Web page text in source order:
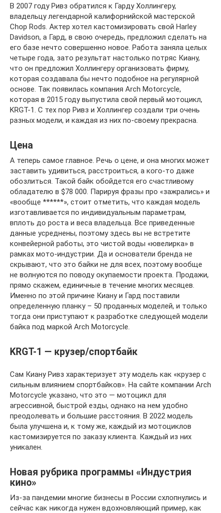
В 2007 году Ривз обратился к Гарду Холлингеру,
владельцу легендарной калифорнийской мастерской
Chop Rods. Актер хотел кастомизировать свой Harley
Davidson, а Гард, в свою очередь, предложил сделать на
его базе нечто совершенно новое. Работа заняла целых
четыре года, зато результат настолько потряс Киану,
что он предложил Холлингеру организовать фирму,
которая создавала бы нечто подобное на регулярной
основе. Так появилась компания Arch Motorcycle,
которая в 2015 году выпустила свой первый мотоцикл,
KRGT-1. С тех пор Ривз и Холлингер создали три очень
разных модели, и каждая из них по-своему прекрасна.
Цена
А теперь самое главное. Речь о цене, и она многих может
заставить удивиться, расстроиться, а кого-то даже
обозлиться. Такой байк обойдется его счастливому
обладателю в $78 000. Парируя фразы про «зажрались» и
«вообще ******», стоит отметить, что каждая модель
изготавливается по индивидуальным параметрам,
вплоть до роста и веса владельца. Все приведенные
данные усреднены, поэтому здесь вы не встретите
конвейерной работы, это чистой воды «ювелирка» в
рамках мото-индустрии. Да и основатели бренда не
скрывают, что это байки не для всех, поэтому вообще
не волнуются по поводу окупаемости проекта. Продажи,
прямо скажем, единичные в течение многих месяцев.
Именно по этой причине Киану и Гард поставили
определенную планку – 50 проданных моделей, и только
тогда они приступают к разработке следующей модели
байка под маркой Arch Motorcycle.
KRGT-1 — крузер/спортбайк
Сам Киану Ривз характеризует эту модель как «крузер с
сильным влиянием спортбайков». На сайте компании Arch
Motorcycle указано, что это — мотоцикл для
агрессивной, быстрой езды, однако на нем удобно
преодолевать и большие расстояния. В 2022 модель
была улучшена и, к тому же, каждый из мотоциклов
кастомизируется по заказу клиента. Каждый из них
уникален.
Новая рубрика программы «Индустрия
кино»
Из-за пандемии многие бизнесы в России схлопнулись и
сейчас как никогда нужен вдохновляющий пример, как